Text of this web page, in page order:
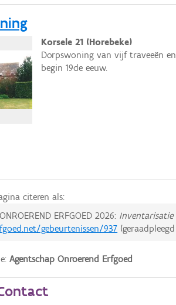
Korsele 21 (Horebeke)
Dorpswoning van vijf traveeën
begin 19de eeuw.
citeren als:
ERFGOED 2026: Inventarisatie
gebeurtenissen/937
Agentschap Onroerend Erfgoed